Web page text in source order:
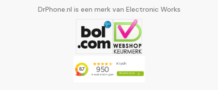
DrPhone.nl is een merk van Electronic Works